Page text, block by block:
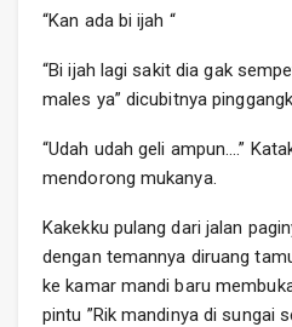
“Kan ada bi ijah “
“Bi ijah lagi sakit dia gak
males ya” dicubitnya
“Udah udah geli ampun….”
mendorong mukanya.
Kakekku pulang dari jalan
dengan temannya diruang
ke kamar mandi baru
pintu ”Rik mandinya di sungai